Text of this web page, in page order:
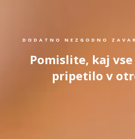
DODATNO NEZGODNO
Pomislite, kaj vse
pripetilo v